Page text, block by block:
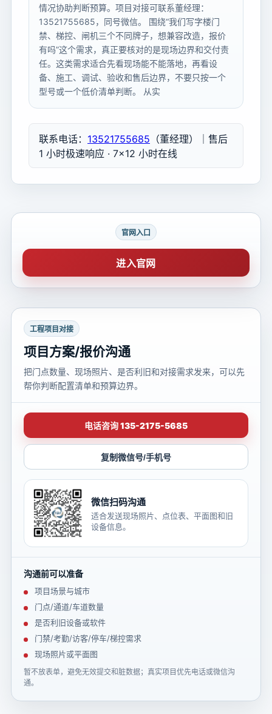
情况协助判断预算。项目对接可联系董经理：
13521755685，同号微信。 围绕“我们写字楼门
禁、梯控、闸机三个不同牌子，想兼容改造，报价
有吗”这个需求，真正要核对的是现场边界和交付责
任。这类需求适合先看现场能不能落地，再看设
备、施工、调试、验收和售后边界，不要只按一个
型号或一个低价清单判断。 从实
联系电话： 13521755685 （董经理）｜售后
1 小时极速响应 · 7×12 小时在线
官网入口
进入官网
工程项目对接
项目方案/报价沟通
把门点数量、现场照片、是否利旧和对接需求发来，可以先
帮你判断配置清单和预算边界。
电话咨询 135-2175-5685
复制微信号/手机号
微信扫码沟通
适合发送现场照片、点位表、平面图和旧
设备信息。
沟通前可以准备
项目场景与城市
门点/通道/车道数量
是否利旧设备或软件
门禁/考勤/访客/停车/梯控需求
现场照片或平面图
暂不放表单，避免无效提交和脏数据；真实项目优先电话或微信沟
通。